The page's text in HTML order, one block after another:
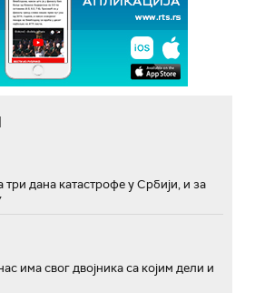
дана катастрофе у Србији, и за
има свог двојника са којим дели и